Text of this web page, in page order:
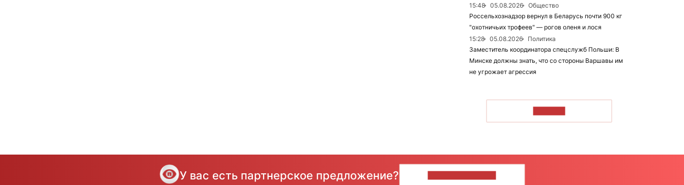
15:48
05.08.2026
Общество
Россельхознадзор вернул в Беларусь почти 900 кг
"охотничьих трофеев" — рогов оленя и лося
15:28
05.08.2026
Политика
Заместитель координатора спецслужб Польши: В
Минске должны знать, что со стороны Варшавы им
не угрожает агрессия
У вас есть партнерское предложение?